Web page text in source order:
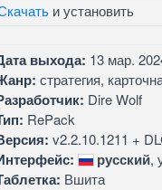
и установить
выхода: 13 мар.
стратегия,
Dire Wolf
RePack
v2.2.10.1211 +
русский,
Вшита